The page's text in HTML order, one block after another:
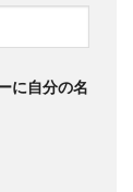
に自分の名